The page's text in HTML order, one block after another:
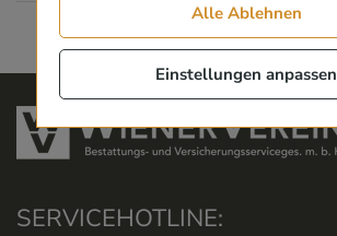
SERVICEHOTLINE:
Einstellungen anpassen
Alle Ablehnen